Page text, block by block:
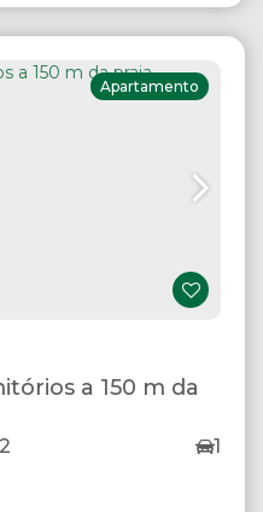
Apartamento
a 150 m da
2 1